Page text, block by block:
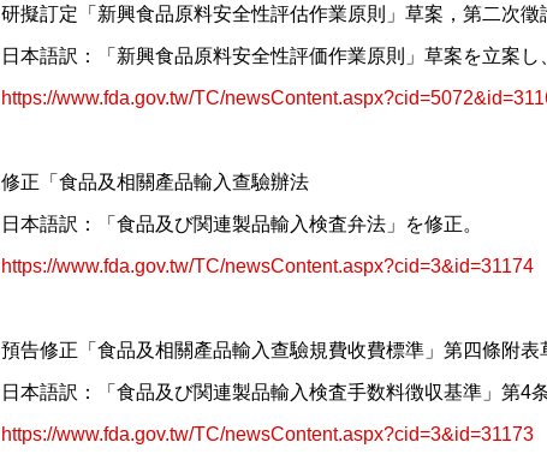
研擬訂定「新興食品原料安全性評估作業原則」草案，第二次徵
日本語訳：「新興食品原料安全性評価作業原則」草案を立案し
https://www.fda.gov.tw/TC/
修正「食品及相關產品輸入查驗辦法
日本語訳：「食品及び関連製品輸入検査弁法」を修正。
https://www.fda.gov.tw/TC/newsContent.aspx?cid=3&id=31174
預告修正「食品及相關產品輸入查驗規費收費標準」第四條附表
日本語訳：「食品及び関連製品輸入検査手数料徴収基準」第4
https://www.fda.gov.tw/TC/newsContent.aspx?cid=3&id=31173